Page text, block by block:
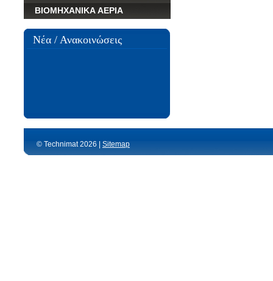
ΒΙΟΜΗΧΑΝΙΚΑ ΑΕΡΙΑ
Νέα / Ανακοινώσεις
© Technimat 2026 | Sitemap